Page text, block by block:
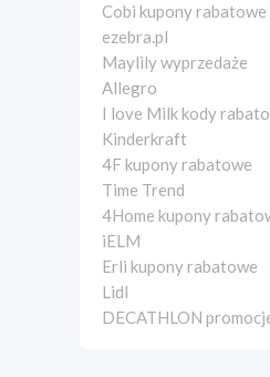
Cobi kupony rabatowe
ezebra.pl
Maylily wyprzedaże
Allegro
I love Milk kody
Kinderkraft
4F kupony rabatowe
Time Trend
4Home kupony
iELM
Erli kupony rabatowe
Lidl
DECATHLON